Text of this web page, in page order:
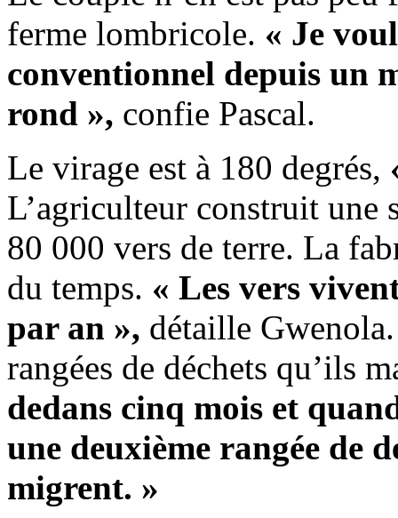
ferme lombricole. « Je
conventionnel depuis un
rond », confie Pascal.
Le virage est à 180 degrés,
L’agriculteur construit une
80 000 vers de terre. La
du temps. « Les vers
par an », détaille
rangées de déchets qu’ils
dedans cinq mois et
une deuxième rangée de
migrent. »